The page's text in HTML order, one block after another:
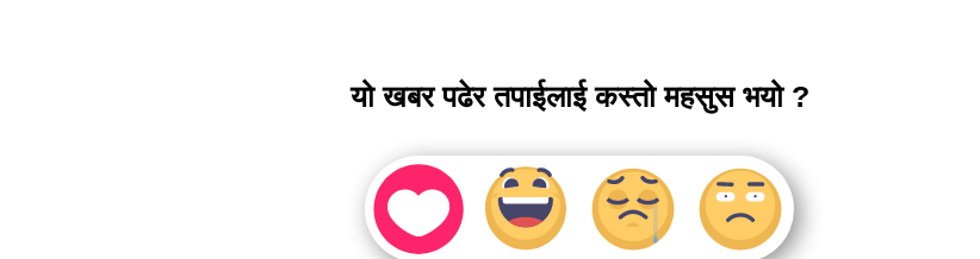
यो खबर पढेर तपाईलाई कस्तो महसुस भयो ?